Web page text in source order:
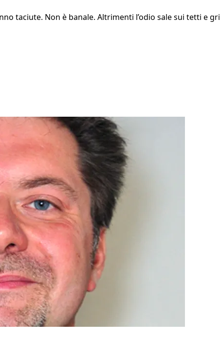
taciute. Non è banale. Altrimenti l’odio sale sui tetti e